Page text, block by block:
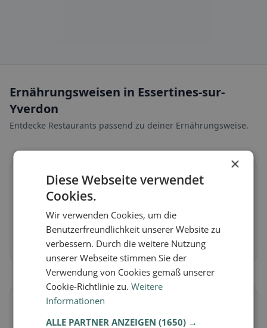
Ernährungsweisen in Essertines-sur-
Yverdon
Entdecke Restaurants passend zu deiner Ernährungsweise.
in Essertines-sur-Yverdon
Pflanzliche Gerichte & vegane Küche
Jetzt entdecken →
×
Diese Webseite verwendet
Cookies.
Wir verwenden Cookies, um die
Benutzerfreundlichkeit unserer Website zu
verbessern. Durch die weitere Nutzung
unserer Webseite stimmen Sie der
Verwendung von Cookies gemäß unserer
Cookie-Richtlinie zu.Weitere
Informationen
ALLE PARTNER ANZEIGEN(1650) →